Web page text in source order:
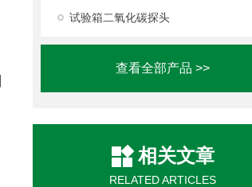
试验箱二氧化碳探头
查看全部产品 >>
相关文章
RELATED ARTICLES